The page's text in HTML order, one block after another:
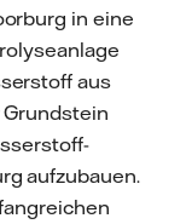
in eine
aus
aufzubauen.